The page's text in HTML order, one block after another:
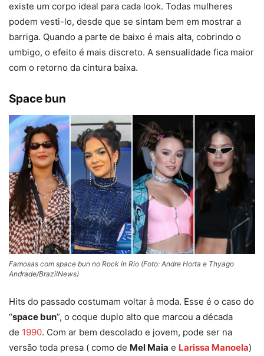
existe um corpo ideal para cada look. Todas mulheres
podem vesti-lo, desde que se sintam bem em mostrar a
barriga. Quando a parte de baixo é mais alta, cobrindo o
umbigo, o efeito é mais discreto. A sensualidade fica maior
com o retorno da cintura baixa.
Space bun
Famosas com space bun no Rock in Rio (Foto: Andre Horta e Thyago
Andrade/BrazilNews)
Hits do passado costumam voltar à moda. Esse é o caso do
“space bun”, o coque duplo alto que marcou a década
de 1990. Com ar bem descolado e jovem, pode ser na
versão toda presa ( como de Mel Maia e Larissa Manoela)